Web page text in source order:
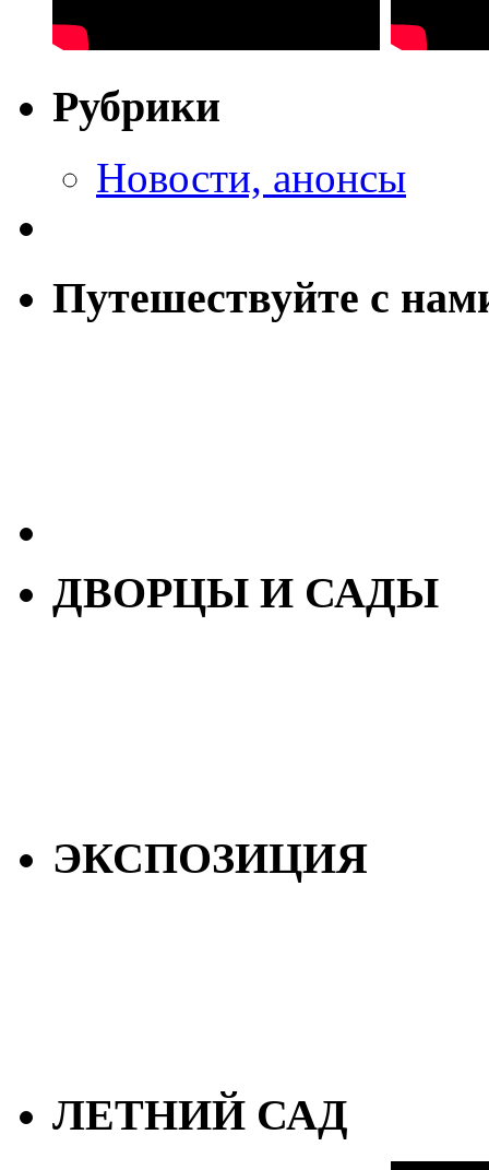
Рубрики
Новости, анонсы
Путешествуйте с
ДВОРЦЫ И САДЫ
ЭКСПОЗИЦИЯ
ЛЕТНИЙ САД